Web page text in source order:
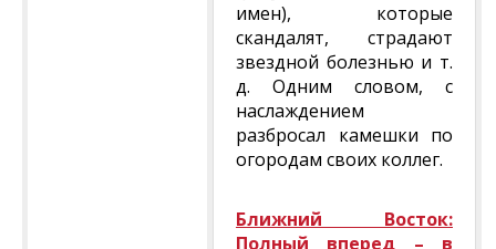
имен), которые
скандалят, страдают
звездной болезнью и т.
д. Одним словом, с
наслаждением
разбросал камешки по
огородам своих коллег.
Ближний Восток:
Полный вперед – в